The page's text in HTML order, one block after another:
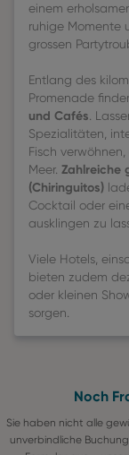
einem
ruhige Momente
grossen
Entlang des
Promenade
und Cafés .
Spezialitäten,
Fisch
Meer. Zahlreiche
(Chiringuitos)
Cocktail oder
ausklingen zu
Viele Hotels,
bieten zudem
oder kleinen
sorgen.
Noch
Sie haben nicht alle
unverbindliche